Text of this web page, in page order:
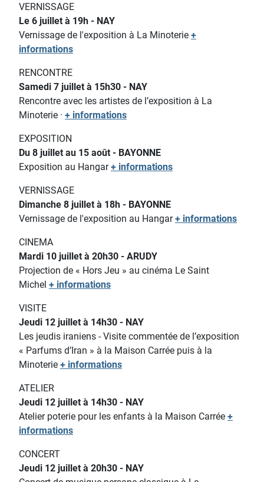
VERNISSAGE
Le 6 juillet à 19h - NAY
Vernissage de l'exposition à La Minoterie +
informations
RENCONTRE
Samedi 7 juillet à 15h30 - NAY
Rencontre avec les artistes de l’exposition à La
Minoterie · + informations
EXPOSITION
Du 8 juillet au 15 août - BAYONNE
Exposition au Hangar+ informations
VERNISSAGE
Dimanche 8 juillet à 18h - BAYONNE
Vernissage de l'exposition au Hangar+ informations
CINEMA
Mardi 10 juillet à 20h30 - ARUDY
Projection de « Hors Jeu » au cinéma Le Saint
Michel + informations
VISITE
Jeudi 12 juillet à 14h30 - NAY
Les jeudis iraniens - Visite commentée de l’exposition
« Parfums d’Iran » à la Maison Carrée puis à la
Minoterie + informations
ATELIER
Jeudi 12 juillet à 14h30 - NAY
Atelier poterie pour les enfants à la Maison Carrée +
informations
CONCERT
Jeudi 12 juillet à 20h30 - NAY